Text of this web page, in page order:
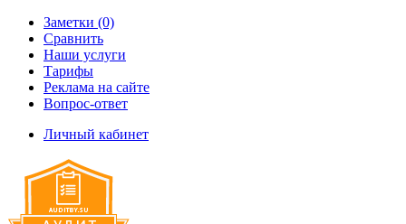
Заметки (0)
Сравнить
Наши услуги
Тарифы
Реклама на сайте
Вопрос-ответ
Личный кабинет